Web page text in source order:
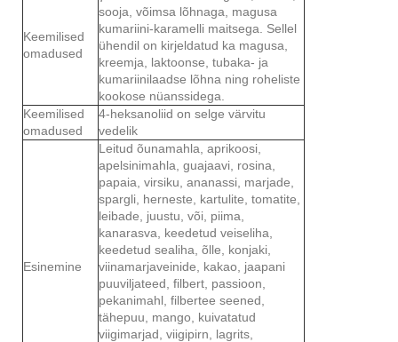
Keemilised
omadused
sooja, võimsa lõhnaga, magusa
kumariini-karamelli maitsega. Sellel
ühendil on kirjeldatud ka magusa,
kreemja, laktoonse, tubaka- ja
kumariinilaadse lõhna ning roheliste
kookose nüanssidega.
Keemilised
omadused
4-heksanoliid on selge värvitu
vedelik
Esinemine
Leitud õunamahla, aprikoosi,
apelsinimahla, guajaavi, rosina,
papaia, virsiku, ananassi, marjade,
spargli, herneste, kartulite, tomatite,
leibade, juustu, või, piima,
kanarasva, keedetud veiseliha,
keedetud sealiha, õlle, konjaki,
viinamarjaveinide, kakao, jaapani
puuviljateed, filbert, passioon,
pekanimahl, filbertee seened,
tähepuu, mango, kuivatatud
viigimarjad, viigipirn, lagrits,